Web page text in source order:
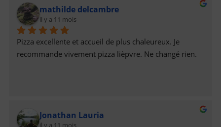
mathilde delcambre
il y a 11 mois
Pizza excellente et accueil de plus chaleureux. Je
recommande vivement pizza lièpvre. Ne changé rien.
Jonathan Lauria
il y a 11 mois